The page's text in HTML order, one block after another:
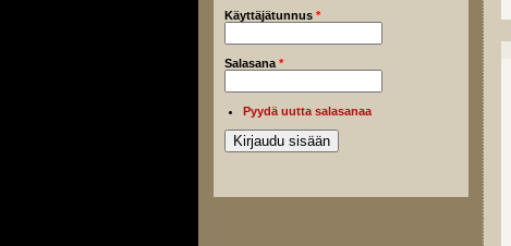
Käyttäjätunnus *
Salasana *
Pyydä uutta salasanaa